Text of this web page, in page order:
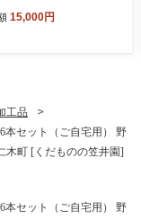
1.0kg 果物 フルーツ
15,000円
工品
本セット（ご自宅用） 野
木町 [くだものの笠井園]
本セット（ご自宅用） 野